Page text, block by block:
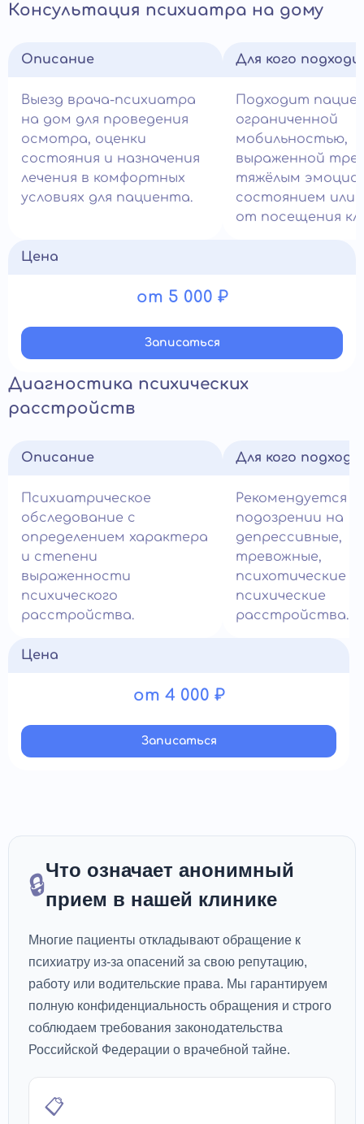
Консультация психиатра на дому
Описание
Выезд врача-психиатра
на дом для проведения
осмотра, оценки
состояния и назначения
лечения в комфортных
условиях для пациента.
Для кого
Подходит
ограниченной
мобильностью,
выраженной
тяжёлым
состоянием или
от посещения
Цена
от 5 000 ₽
Записатьcя
Диагностика психических
расстройств
Описание
Психиатрическое
обследование с
определением характера
и степени
выраженности
психического
расстройства.
Для кого
Рекомендуется
подозрении на
депрессивные,
тревожные,
психотические и
психические
расстройства.
Цена
от 4 000 ₽
Записатьcя
🔒Что означает анонимный
прием в нашей клинике
Многие пациенты откладывают обращение к
психиатру из-за опасений за свою репутацию,
работу или водительские права. Мы гарантируем
полную конфиденциальность обращения и строго
соблюдаем требования законодательства
Российской Федерации о врачебной тайне.
📋